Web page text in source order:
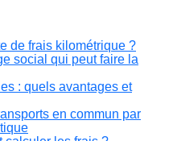
de frais kilométrique ?
social qui peut faire la
: quels avantages et
en commun par